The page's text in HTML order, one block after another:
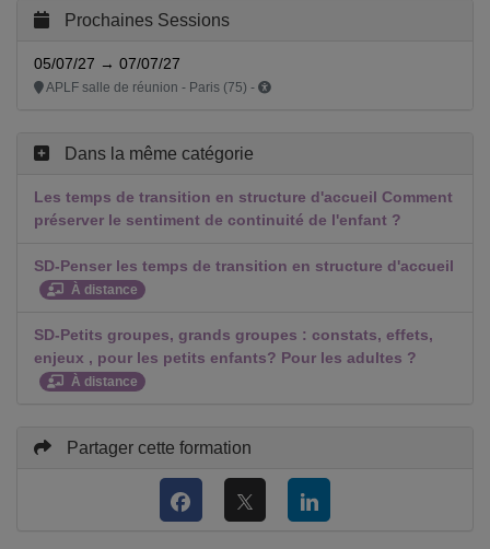
Prochaines Sessions
05/07/27 → 07/07/27
APLF salle de réunion - Paris (75) -
Dans la même catégorie
Les temps de transition en structure d'accueil Comment
préserver le sentiment de continuité de l'enfant ?
SD-Penser les temps de transition en structure d'accueil
À distance
SD-Petits groupes, grands groupes : constats, effets,
enjeux , pour les petits enfants? Pour les adultes ?
À distance
Partager cette formation